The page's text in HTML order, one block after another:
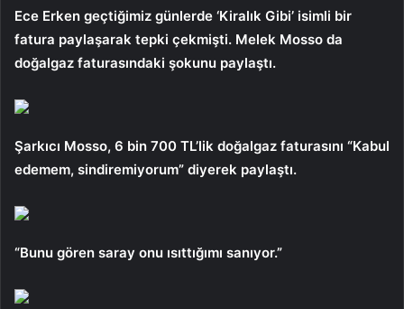
Ece Erken geçtiğimiz günlerde ‘Kiralık Gibi’ isimli bir
fatura paylaşarak tepki çekmişti. Melek Mosso da
doğalgaz faturasındaki şokunu paylaştı.
Şarkıcı Mosso, 6 bin 700 TL’lik doğalgaz faturasını “Kabul
edemem, sindiremiyorum” diyerek paylaştı.
“Bunu gören saray onu ısıttığımı sanıyor.”